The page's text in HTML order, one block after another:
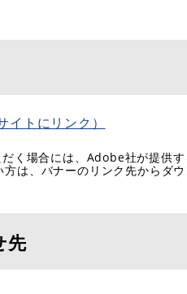
トにリンク）
く場合には、Adobe社が提供
は、バナーのリンク先からダウ
先